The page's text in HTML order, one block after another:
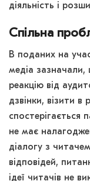
діяльність і
Спільна
В поданих на
медіа
реакцію від
дзвінки, візити
спостерігається
не має
діалогу з
відповідей,
ідеї читачів не